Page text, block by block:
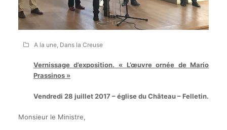
A la une, Dans la Creuse
Vernissage d’exposition. « L’œuvre ornée de Mario
Prassinos »
Vendredi 28 juillet 2017 – église du Château – Felletin.
Monsieur le Ministre,